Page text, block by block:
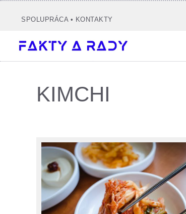
SPOLUPRÁCA• KONTAKTY
KIMCHI